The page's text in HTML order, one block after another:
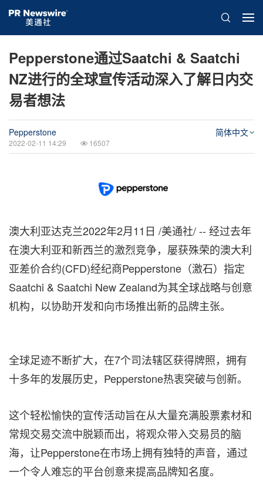
Pepperstone通过Saatchi & Saatchi
NZ进行的全球宣传活动深入了解日内交
易者想法
Pepperstone
2022-02-11 14:29 16507
简体中文
澳大利亚达克兰2022年2月11日 /美通社/ -- 经过去年
在澳大利亚和新西兰的激烈竞争，屡获殊荣的澳大利
亚差价合约(CFD)经纪商Pepperstone（激石）指定
Saatchi & Saatchi New Zealand为其全球战略与创意
机构，以协助开发和向市场推出新的品牌主张。
全球足迹不断扩大，在7个司法辖区获得牌照，拥有
十多年的发展历史，Pepperstone热衷突破与创新。
这个轻松愉快的宣传活动旨在从大量充满股票素材和
常规交易交流中脱颖而出，将观众带入交易员的脑
海，让Pepperstone在市场上拥有独特的声音，通过
一个令人难忘的平台创意来提高品牌知名度。